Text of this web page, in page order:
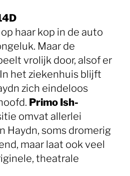
haar kop in de auto
Maar de
vrolijk door, alsof er
het ziekenhuis blijft
zich eindeloos
Primo Ish-
omvat allerlei
Haydn, soms dromerig
maar laat ook veel
theatrale